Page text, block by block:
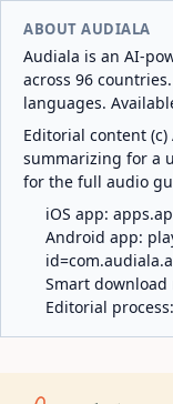
ABOUT AUDIALA
Audiala is an AI-
across 96
languages.
Editorial content
summarizing for a
for the full audio
iOS app:
Android app:
Smart download
Editorial process: